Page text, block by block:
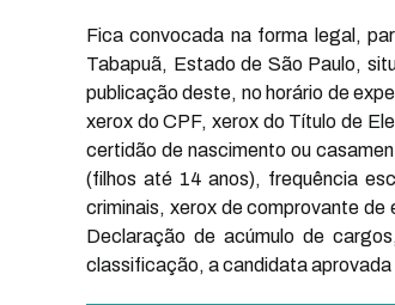
Fica convocada na forma legal,
Tabapuã, Estado de São Paulo,
publicação deste, no horário de
xerox do CPF, xerox do Título de
certidão de nascimento ou
(filhos até 14 anos), frequência
criminais, xerox de comprovante
Declaração de acúmulo de
classificação, a candidata aprovada